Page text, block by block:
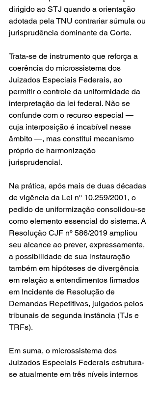
dirigido ao STJ quando a orientação
adotada pela TNU contrariar súmula ou
jurisprudência dominante da Corte.
Trata-se de instrumento que reforça a
coerência do microssistema dos
Juizados Especiais Federais, ao
permitir o controle da uniformidade da
interpretação da lei federal. Não se
confunde com o recurso especial —
cuja interposição é incabível nesse
âmbito —, mas constitui mecanismo
próprio de harmonização
jurisprudencial.
Na prática, após mais de duas décadas
de vigência da Lei nº 10.259/2001, o
pedido de uniformização consolidou-se
como elemento essencial do sistema. A
Resolução CJF nº 586/2019 ampliou
seu alcance ao prever, expressamente,
a possibilidade de sua instauração
também em hipóteses de divergência
em relação a entendimentos firmados
em Incidente de Resolução de
Demandas Repetitivas, julgados pelos
tribunais de segunda instância (TJs e
TRFs).
Em suma, o microssistema dos
Juizados Especiais Federais estrutura-
se atualmente em três níveis internos